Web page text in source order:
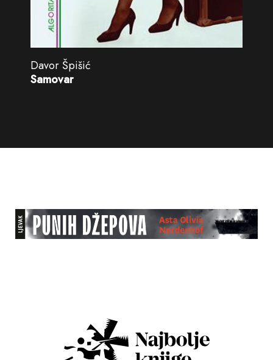
Davor Špišić
Samovar